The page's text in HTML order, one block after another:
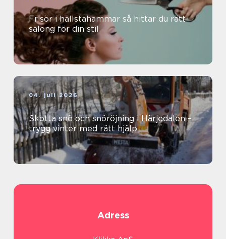
Frisör i hallstahammar så hittar du rätt
salong för din stil
04. juli 2026
Skotta snö och snöröjning i Härjedalen –
trygg vinter med rätt hjälp
Adress